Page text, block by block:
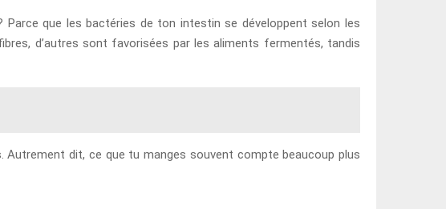
Parce que les bactéries de ton intestin se développent selon les
d’autres sont favorisées par les aliments fermentés, tandis
Autrement dit, ce que tu manges souvent compte beaucoup plus